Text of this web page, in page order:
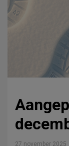
27 november 2025